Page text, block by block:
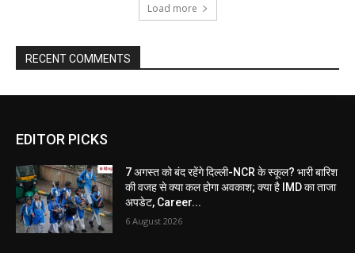
Load more
RECENT COMMENTS
EDITOR PICKS
7 अगस्त को बंद रहेंगे दिल्ली-NCR के स्कूल? भारी बारिश
की वजह से क्या कल होगा अवकाश; क्या है IMD का ताजा
अपडेट, Career...
6 August 2026